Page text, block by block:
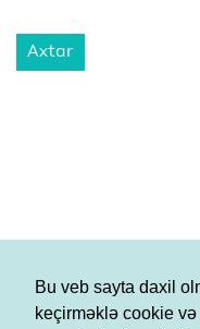
Bu veb sayta daxil
keçirməklə cookie
Axtar